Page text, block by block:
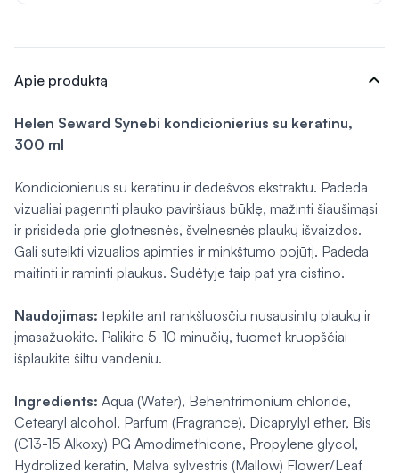
Apie produktą expand_more
Helen Seward Synebi kondicionierius su keratinu,
300 ml
Kondicionierius su keratinu ir dedešvos ekstraktu. Padeda
vizualiai pagerinti plauko paviršiaus būklę, mažinti šiaušimąsi
ir prisideda prie glotnesnės, švelnesnės plaukų išvaizdos.
Gali suteikti vizualios apimties ir minkštumo pojūtį. Padeda
maitinti ir raminti plaukus. Sudėtyje taip pat yra cistino.
Naudojimas: tepkite ant rankšluosčiu nusausintų plaukų ir
įmasažuokite. Palikite 5-10 minučių, tuomet kruopščiai
išplaukite šiltu vandeniu.
Ingredients: Aqua (Water), Behentrimonium chloride,
Cetearyl alcohol, Parfum (Fragrance), Dicaprylyl ether, Bis
(C13-15 Alkoxy) PG Amodimethicone, Propylene glycol,
Hydrolized keratin, Malva sylvestris (Mallow) Flower/Leaf